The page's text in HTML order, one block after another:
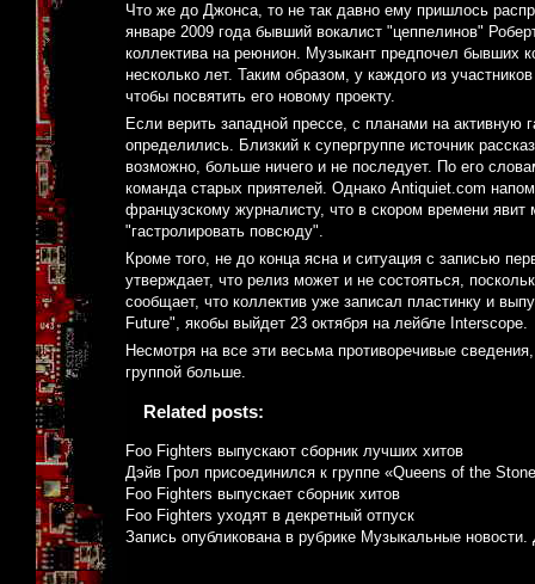
Что же до Джонса, то не так давно ему пришлось
январе 2009 года бывший вокалист "цеппелинов"
коллектива на реюнион. Музыкант предпочел бывших
несколько лет. Таким образом, у каждого из
чтобы посвятить его новому проекту.
Если верить западной прессе, с планами на активную
определились. Близкий к супергруппе источник
возможно, больше ничего и не последует. По его
команда старых приятелей. Однако Antiquiet.com
французскому журналисту, что в скором времени
"гастролировать повсюду".
Кроме того, не до конца ясна и ситуация с записью
утверждает, что релиз может и не состояться,
сообщает, что коллектив уже записал пластинку и
Future", якобы выйдет 23 октября на лейбле Interscope.
Несмотря на все эти весьма противоречивые
группой больше.
Related posts:
Foo Fighters выпускают сборник лучших хитов
Дэйв Грол присоединился к группе «Queens of the
Foo Fighters выпускает сборник хитов
Foo Fighters уходят в декретный отпуск
Запись опубликована в рубрике Музыкальные новости.